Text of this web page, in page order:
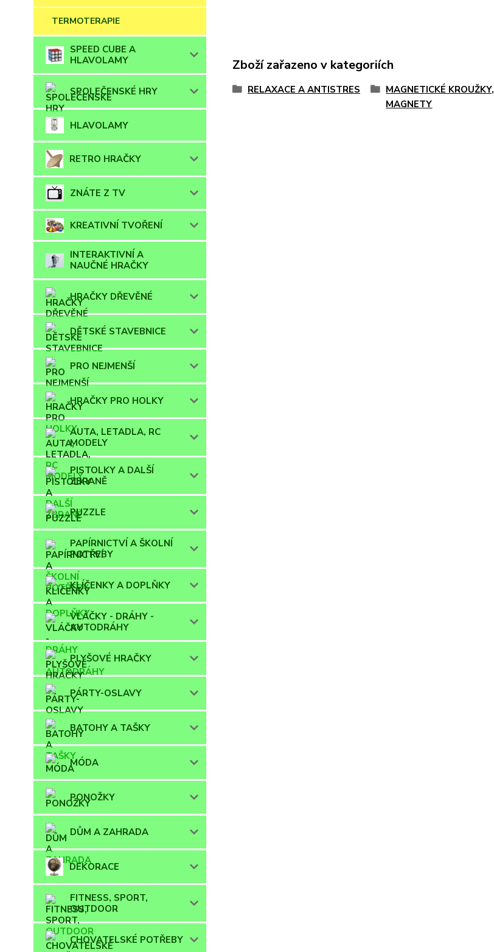
TERMOTERAPIE
SPEED CUBE A
HLAVOLAMY
SPOLEČENSKÉ HRY
HLAVOLAMY
RETRO HRAČKY
ZNÁTE Z TV
KREATIVNÍ TVOŘENÍ
INTERAKTIVNÍ A
NAUČNÉ HRAČKY
HRAČKY DŘEVĚNÉ
DĚTSKÉ STAVEBNICE
PRO NEJMENŠÍ
HRAČKY PRO HOLKY
AUTA, LETADLA, RC
MODELY
PISTOLKY A DALŠÍ
ZBRANĚ
PUZZLE
PAPÍRNICTVÍ A ŠKOLNÍ
POTŘEBY
KLÍČENKY A DOPLŇKY
VLÁČKY - DRÁHY -
AUTODRÁHY
PLYŠOVÉ HRAČKY
PÁRTY-OSLAVY
BATOHY A TAŠKY
MÓDA
PONOŽKY
DŮM A ZAHRADA
DEKORACE
FITNESS, SPORT,
OUTDOOR
CHOVATELSKÉ POTŘEBY
Zboží zařazeno v kategoriích
RELAXACE A ANTISTRES
MAGNETICKÉ KROUŽKY,
MAGNETY